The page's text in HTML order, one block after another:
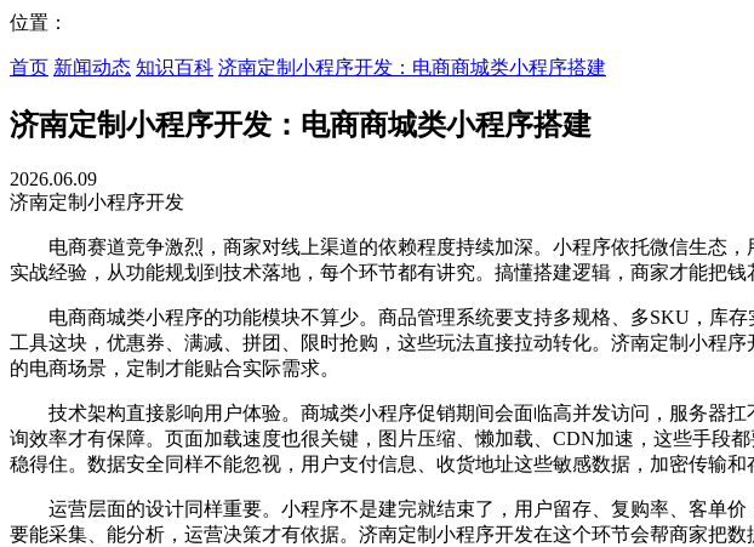
位置：
首页 新闻动态 知识百科 济南定制小程序开发：电商商城类小程序搭建
济南定制小程序开发：电商商城类小程序搭建
2026.06.09
济南定制小程序开发
电商赛道竞争激烈，商家对线上渠道的依赖程度持续加深。小程序依托微信生态，
实战经验，从功能规划到技术落地，每个环节都有讲究。搞懂搭建逻辑，商家才能把钱
电商商城类小程序的功能模块不算少。商品管理系统要支持多规格、多SKU，库存
工具这块，优惠券、满减、拼团、限时抢购，这些玩法直接拉动转化。济南定制小程
的电商场景，定制才能贴合实际需求。
技术架构直接影响用户体验。商城类小程序促销期间会面临高并发访问，服务器扛
询效率才有保障。页面加载速度也很关键，图片压缩、懒加载、CDN加速，这些手段
稳得住。数据安全同样不能忽视，用户支付信息、收货地址这些敏感数据，加密传输和
运营层面的设计同样重要。小程序不是建完就结束了，用户留存、复购率、客单价
要能采集、能分析，运营决策才有依据。济南定制小程序开发在这个环节会帮商家把